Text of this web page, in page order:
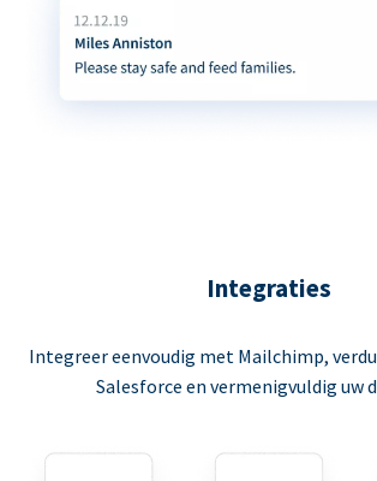
Integraties
Integreer eenvoudig met Mailchimp,
Salesforce en vermenigvuldig uw